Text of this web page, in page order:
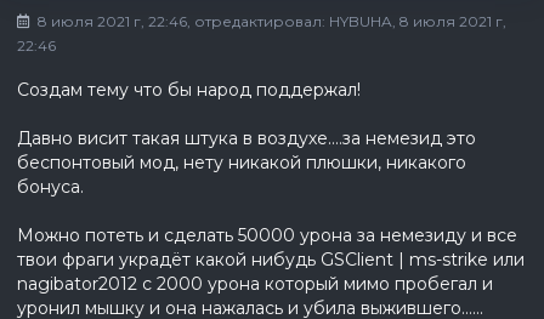
8 июля 2021 г, 22:46, отредактировал: HYBUHA, 8 июля 2021 г,
22:46
Создам тему что бы народ поддержал!
Давно висит такая штука в воздухе....за немезид это
беспонтовый мод, нету никакой плюшки, никакого
бонуса.
Можно потеть и сделать 50000 урона за немезиду и все
твои фраги украдёт какой нибудь GSClient | ms-strike или
nagibator2012 с 2000 урона который мимо пробегал и
уронил мышку и она нажалась и убила выжившего......